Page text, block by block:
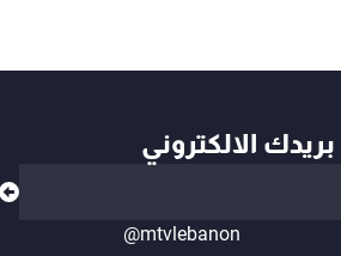
الالكتروني
@mtvlebanon